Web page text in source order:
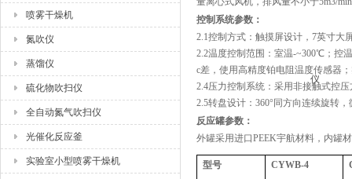
喷雾干燥机
氮吹仪
蒸馏仪
硫化物吹扫仪
全自动氮气吹扫仪
光催化反应釜
实验室小型喷雾干燥机
控制系统参数：
2.1控制方式：触摸屏设计，7英寸大
2.2温度控制范围：室温-~300℃；控
c差，使用高精度铂电阻温度传感器
2.4压力控制系统：采用非接触式控
2.5转盘设计：360°同方向连续旋转
反应罐参数：
外罐采用进口PEEK宇航材料，内罐
型号 CYWB-4